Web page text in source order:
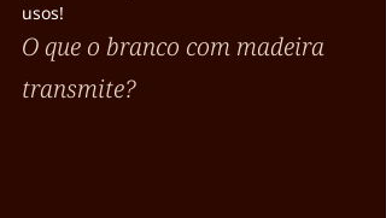
usos!
O que o branco com madeira
transmite?